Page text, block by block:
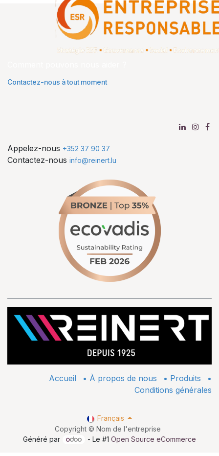
Contactez-nous à tout moment
Appelez-nous +352 37 90 37
Contactez-nous info@reinert.lu
Accueil • À propos de nous • ​Produits
•
Conditions générales
Copyright © Nom de l'entreprise
Français
Généré par - Le #1Open Source eCommerce